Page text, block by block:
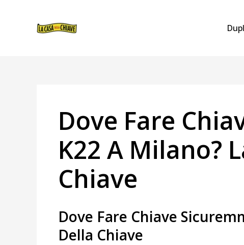
CONTENUTO
Dove Fare
K22 A Milano?
Chiave
Dove Fare Chiave
Della Chiave